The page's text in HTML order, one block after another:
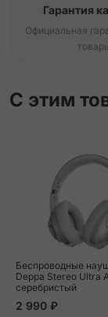
Гарантия
Официальная
С этим
Беспроводные
Deppa Stereo Ultra
серебристый
2 990 ₽